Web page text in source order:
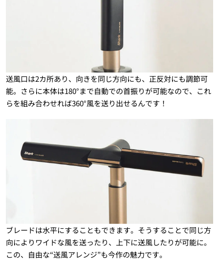
送風口は2カ所あり、向きを同じ方向にも、正反対にも調節可
能。さらに本体は180°まで自動での首振りが可能なので、これ
らを組み合わせれば360°風を送り出せるんです！
ブレードは水平にすることもできます。そうすることで同じ方
向によりワイドな風を送ったり、上下に送風したりが可能に。
この、自由な“送風アレンジ”も今作の魅力です。